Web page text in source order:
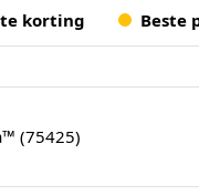
korting Beste
(75425)